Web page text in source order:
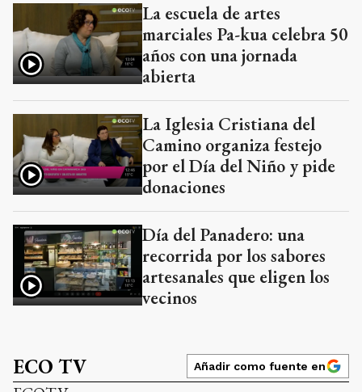
La escuela de artes
marciales Pa-kua celebra 50
años con una jornada
abierta
La Iglesia Cristiana del
Camino organiza festejo
por el Día del Niño y pide
donaciones
Día del Panadero: una
recorrida por los sabores
artesanales que eligen los
vecinos
ECO TV Añadir como fuente en